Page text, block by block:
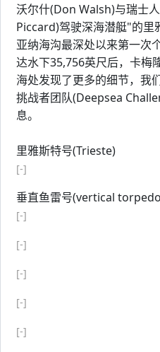
沃尔什(Don Walsh)与瑞士
Piccard)驾驶深海潜艇"的里
亚纳海沟最深处以来第一次
达水下35,756英尺后，卡梅
海处发现了更多的细节，我
挑战者团队(Deepsea
息。
里雅斯特号(Trieste)
[-]
垂直鱼雷号(vertical
[-]
[-]
[-]
[-]
[-]